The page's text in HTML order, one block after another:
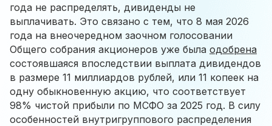
года не распределять, дивиденды не
выплачивать. Это связано с тем, что 8 мая 2026
года на внеочередном заочном голосовании
Общего собрания акционеров уже была одобрена
состоявшаяся впоследствии выплата дивидендов
в размере 11 миллиардов рублей, или 11 копеек на
одну обыкновенную акцию, что соответствует
98% чистой прибыли по МСФО за 2025 год. В силу
особенностей внутригруппового распределения